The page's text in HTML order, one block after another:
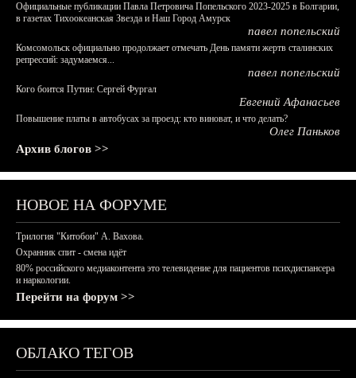
Официальные публикации Павла Петровича Попельского 2023-2025 в Болгарии,
в газетах Тихоокеанская Звезда и Наш Город Амурск
павел попельский
Комсомольск официально продолжает отмечать День памяти жертв сталинских
репрессий: задумаемся...
павел попельский
Кого боится Путин: Сергей Фургал
Евгений Афанасьев
Повышение платы в автобусах за проезд: кто виноват, и что делать?
Олег Паньков
Архив блогов >>
НОВОЕ НА ФОРУМЕ
Трилогия "Китобои" А. Вахова.
Охранник спит - смена идёт
80% российского медиаконтента это телевидение для пациентов психдиспансера
и наркологии.
Перейти на форум >>
ОБЛАКО ТЕГОВ